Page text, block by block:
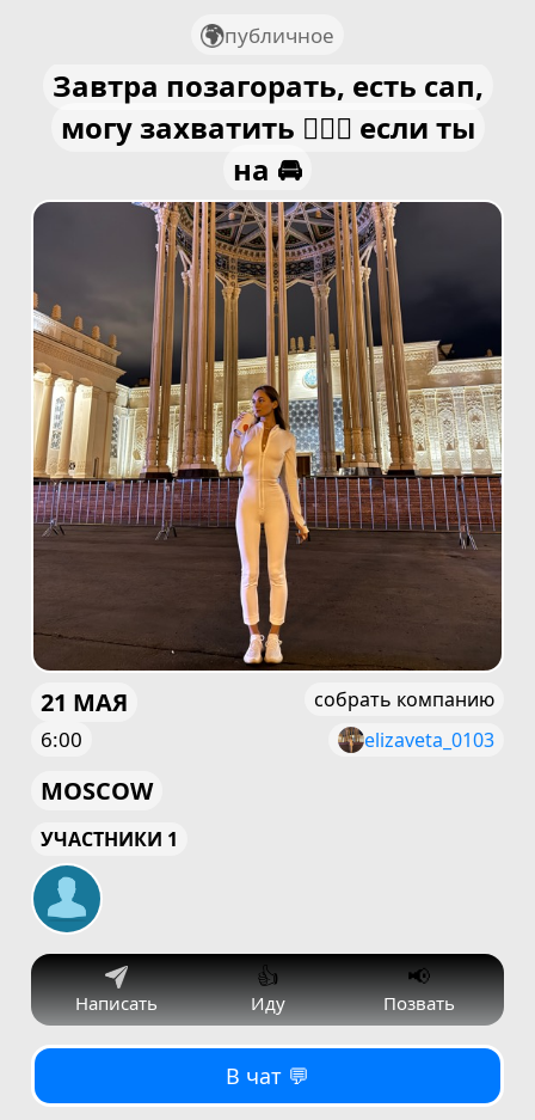
публичное
Завтра позагорать, есть сап,
могу захватить 🏄🏼‍♀️ если ты
на 🚘
21 МАЯ
6:00
собрать компанию
elizaveta_0103
MOSCOW
УЧАСТНИКИ 1
Написать
👍
Иду
📢
Позвать
В чат 💬